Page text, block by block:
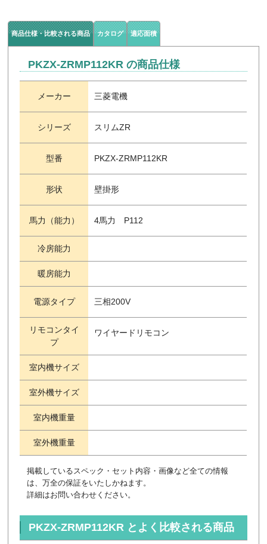
商品仕様・比較される商品 カタログ 適応面積
PKZX-ZRMP112KR の商品仕様
メーカー 三菱電機
シリーズ スリムZR
型番 PKZX-ZRMP112KR
形状 壁掛形
馬力（能力） 4馬力 P112
冷房能力
暖房能力
電源タイプ 三相200V
リモコンタイ
プ
ワイヤードリモコン
室内機サイズ
室外機サイズ
室内機重量
室外機重量
掲載しているスペック・セット内容・画像など全ての情報
は、万全の保証をいたしかねます。
詳細はお問い合わせください。
PKZX-ZRMP112KR とよく比較される商品